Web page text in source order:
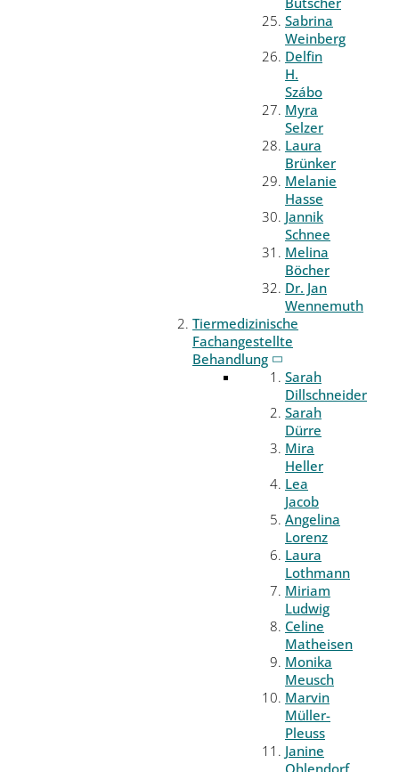
Sabrina
Weinberg
Delfin
H.
Szábo
Myra
Selzer
Laura
Brünker
Melanie
Hasse
Jannik
Schnee
Melina
Böcher
Dr. Jan
Wennemuth
Tiermedizinische
Fachangestellte
Behandlung
Sarah
Dillschneider
Sarah
Dürre
Mira
Heller
Lea
Jacob
Angelina
Lorenz
Laura
Lothmann
Miriam
Ludwig
Celine
Matheisen
Monika
Meusch
Marvin
Müller-
Pleuss
Janine
Ohlendorf